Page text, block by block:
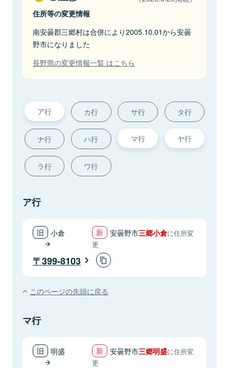
住所等の変更情報
南安曇郡三郷村は合併により2005.10.01から安曇
野市になりました
長野県の変更情報一覧 はこちら
ア行 カ行 サ行 タ行
ナ行 ハ行 マ行 ヤ行
ラ行 ワ行
ア行
小倉 安曇野市三郷小倉に住所変
更
399-8103
このページの先頭に戻る
マ行
明盛 安曇野市三郷明盛に住所変
更